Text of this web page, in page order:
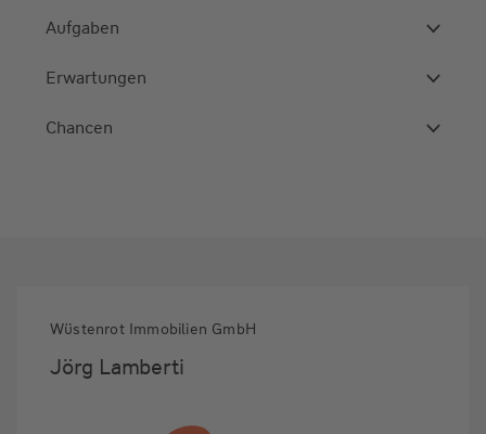
Aufgaben
Erwartungen
Chancen
Wüstenrot Immobilien GmbH
Jörg Lamberti